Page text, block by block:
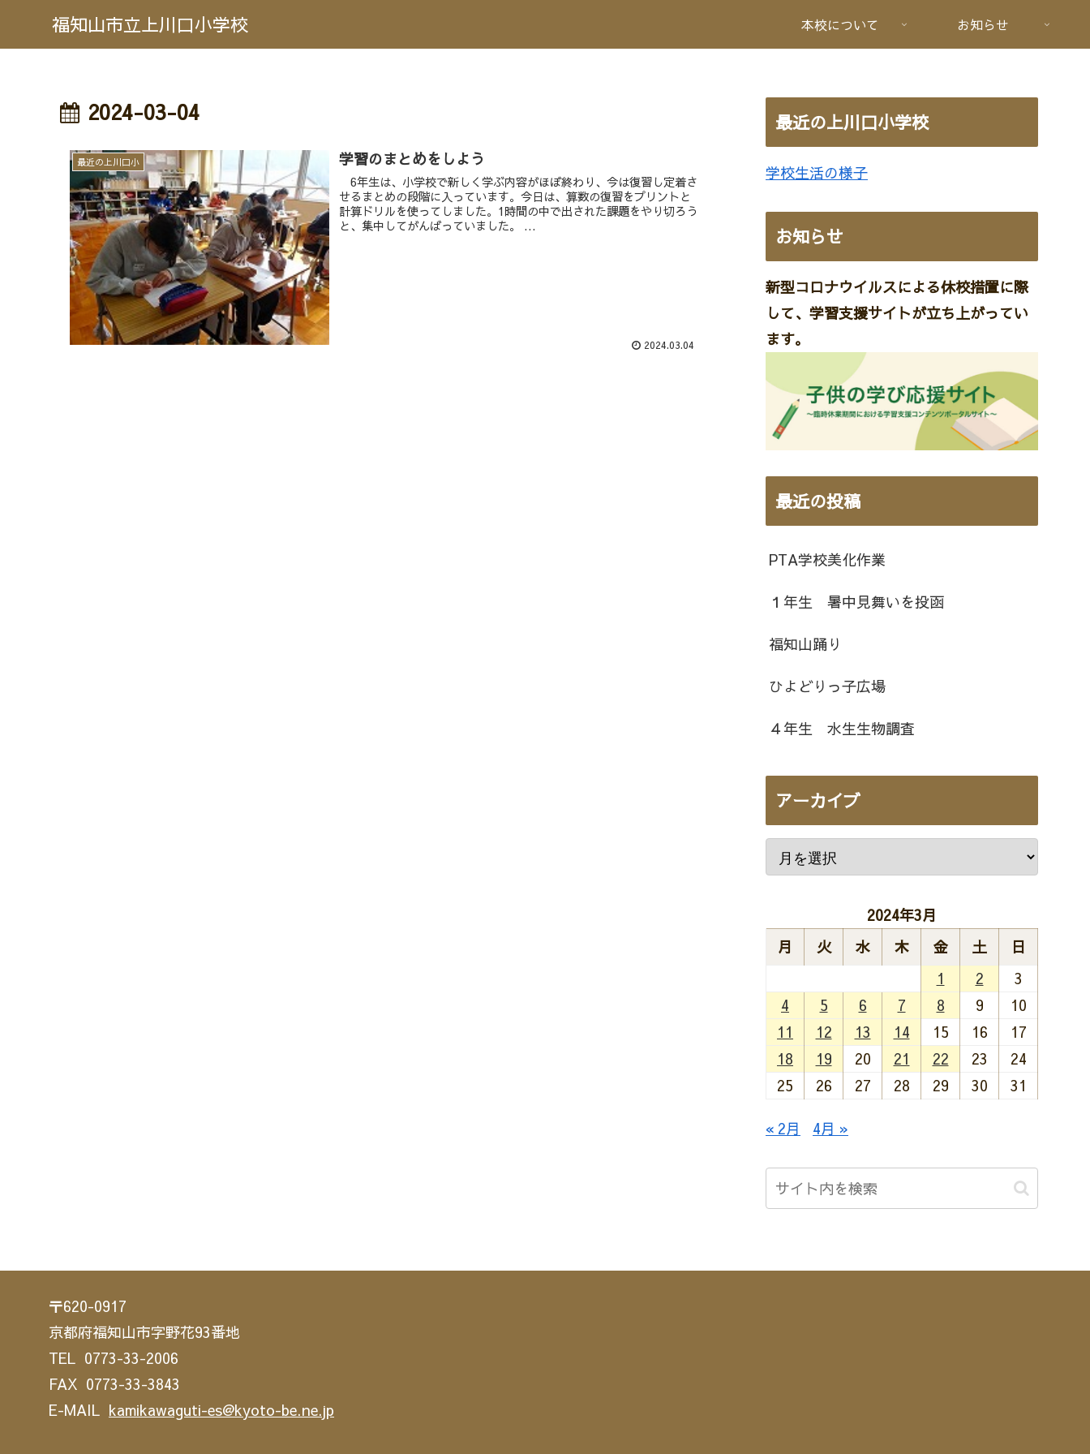
福知山市立上川口小学校 本校について お知らせ
2024-03-04
最近の上川口小 学習のまとめをしよう
6年生は、小学校で新しく学ぶ内容がほぼ終わり、今は復習し定着さ
せるまとめの段階に入っています。今日は、算数の復習をプリントと
計算ドリルを使ってしました。1時間の中で出された課題をやり切ろう
と、集中してがんばっていました。 ...
2024.03.04
最近の上川口小学校
学校生活の様子
お知らせ
新型コロナウイルスによる休校措置に際
して、学習支援サイトが立ち上がってい
ます。
最近の投稿
PTA学校美化作業
１年生 暑中見舞いを投函
福知山踊り
ひよどりっ子広場
４年生 水生生物調査
アーカイブ
2024年3月
月
火 水 木 金 土
日
1
2
3
4
5 6 7 8 9
10
11
12 13 14 15 16
17
18
19 20 21 22 23
24
25
26 27 28 29 30 31
« 2月 4月 »
〒620-0917
京都府福知山市字野花93番地
TEL 0773-33-2006
FAX 0773-33-3843
E-MAIL kamikawaguti-es@kyoto-be.ne.jp